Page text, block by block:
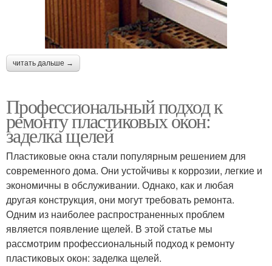
читать дальше →
Профессиональный подход к
ремонту пластиковых окон:
заделка щелей
Пластиковые окна стали популярным решением для
современного дома. Они устойчивы к коррозии, легкие и
экономичны в обслуживании. Однако, как и любая
другая конструкция, они могут требовать ремонта.
Одним из наиболее распространенных проблем
является появление щелей. В этой статье мы
рассмотрим профессиональный подход к ремонту
пластиковых окон: заделка щелей.